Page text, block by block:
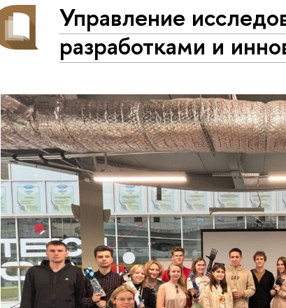
Управление
разработками и